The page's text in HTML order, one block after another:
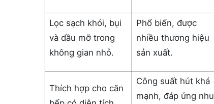
Lọc sạch khói, bụi
và dầu mỡ trong
không gian nhỏ.
Phổ biến, được
nhiều thương hiệu
sản xuất.
Thích hợp cho căn
Công suất hút khá
mạnh, đáp ứng nhu